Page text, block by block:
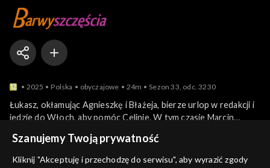
2025 Polska obyczajowe 24m Sezon 33, odc. 3230
Łukasz, okłamując Agnieszkę i Błażeja, bierze urlop w redakcji i
jedzie do Włoch, aby pomóc Celinie. W tym czasie Marcin
w ostrą kłótnię z notariuszem Kiryłłą, tuż po jego wyjściu z
aresztu. Natomiast Witek zaprasza przyjaciół na swój występ w
więcej
Szanujemy Twoją prywatność
Kliknij "Akceptuję i przechodzę do serwisu", aby wyrazić zgody